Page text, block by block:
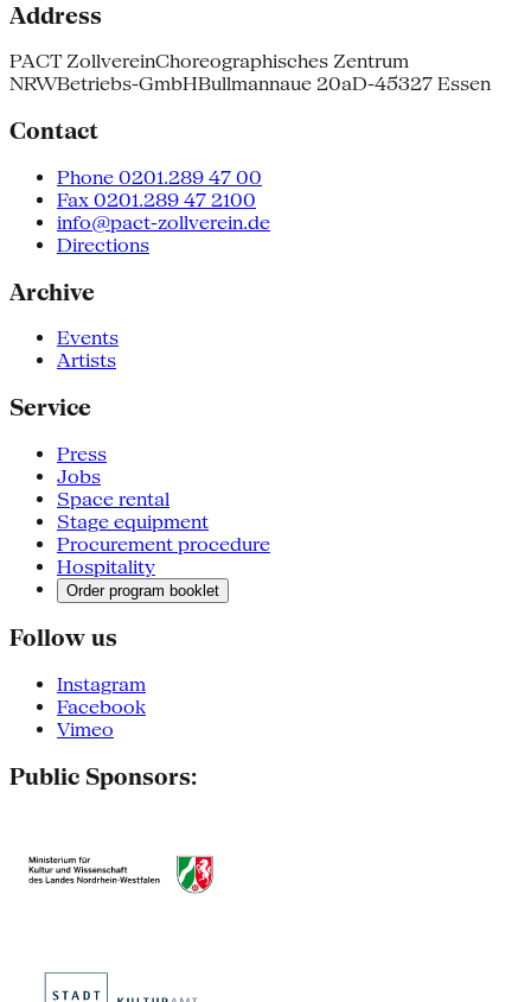
Address
PACT ZollvereinChoreographisches Zentrum
NRWBetriebs-GmbHBullmannaue 20aD-45327 Essen
Contact
Phone 0201.289 47 00
Fax 0201.289 47 2100
info@pact-zollverein.de
Directions
Archive
Events
Artists
Service
Press
Jobs
Space rental
Stage equipment
Procurement procedure
Hospitality
Order program booklet
Follow us
Instagram
Facebook
Vimeo
Public Sponsors: